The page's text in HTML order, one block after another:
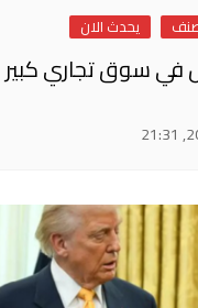
يحدث الان
في سوق تجاري كبير